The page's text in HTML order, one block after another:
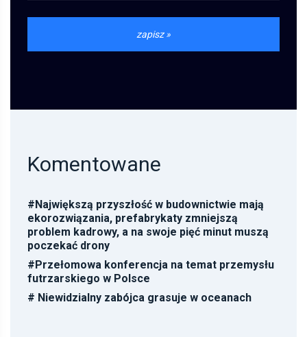
Komentowane
# Największą przyszłość w budownictwie mają
ekorozwiązania, prefabrykaty zmniejszą
problem kadrowy, a na swoje pięć minut muszą
poczekać drony
# Przełomowa konferencja na temat przemysłu
futrzarskiego w Polsce
# Niewidzialny zabójca grasuje w oceanach